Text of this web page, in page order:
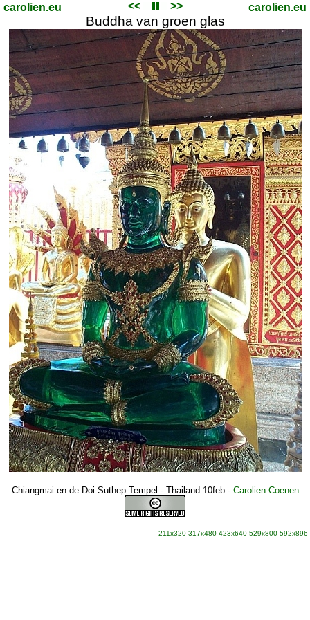
carolien.eu << >> carolien.eu
Buddha van groen glas
Chiangmai en de Doi Suthep Tempel - Thailand 10feb- Carolien Coenen
211x320 317x480 423x640 529x800 592x896